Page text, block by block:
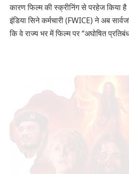
कारण फिल्म की स्क्रीनिंग से परहेज
इंडिया सिने कर्मचारी (FWICE) ने अब
कि वे राज्य भर में फिल्म पर “अघोषित